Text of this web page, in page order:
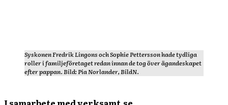
Syskonen Fredrik Lingons och Sophie Pettersson hade tydliga
roller i familjeföretaget redan innan de tog över ägandeskapet
efter pappan. Bild: Pia Norlander, BildN.